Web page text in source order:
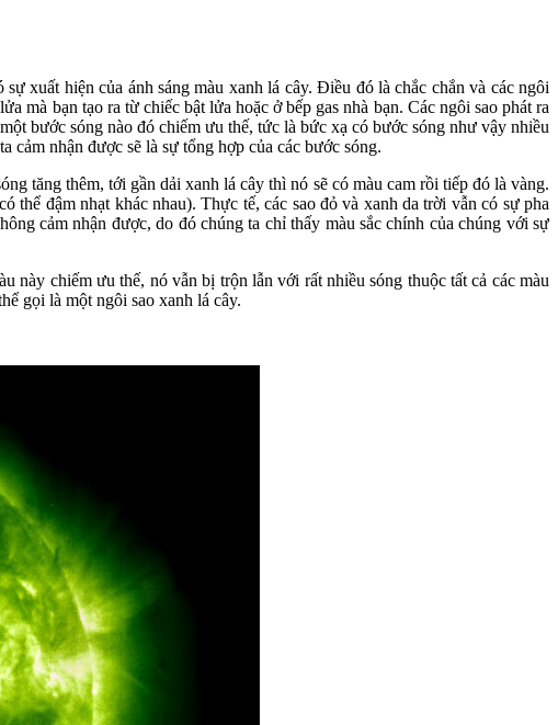
xuất hiện của ánh sáng màu xanh lá cây. Điều đó là chắc chắn và các ngôi
mà bạn tạo ra từ chiếc bật lửa hoặc ở bếp gas nhà bạn. Các ngôi sao phát ra
bước sóng nào đó chiếm ưu thế, tức là bức xạ có bước sóng như vậy nhiều
nhận được sẽ là sự tổng hợp của các bước sóng.
tăng thêm, tới gần dải xanh lá cây thì nó sẽ có màu cam rồi tiếp đó là vàng.
đậm nhạt khác nhau). Thực tế, các sao đỏ và xanh da trời vẫn có sự pha
cảm nhận được, do đó chúng ta chỉ thấy màu sắc chính của chúng với sự
chiếm ưu thế, nó vẫn bị trộn lẫn với rất nhiều sóng thuộc tất cả các màu
gọi là một ngôi sao xanh lá cây.